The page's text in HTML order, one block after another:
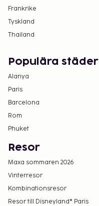
Frankrike
Tyskland
Thailand
Populära städer
Alanya
Paris
Barcelona
Rom
Phuket
Resor
Maxa sommaren 2026
Vinterresor
Kombinationsresor
Resor till Disneyland® Paris